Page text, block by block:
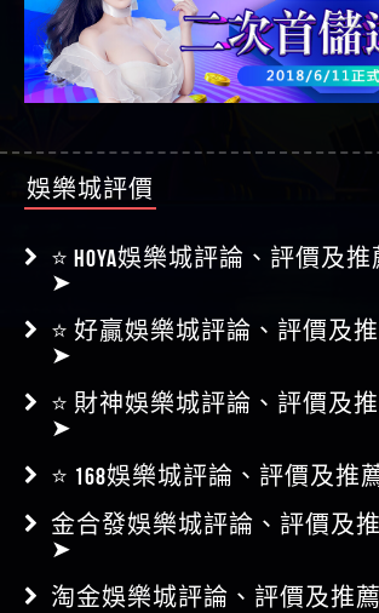
娛樂城評價
⭐ HOYA娛樂城評論、評價及
➤
⭐ 好贏娛樂城評論、評價及
➤
⭐ 財神娛樂城評論、評價及
➤
⭐ 168娛樂城評論、評價及推
金合發娛樂城評論、評價及
➤
淘金娛樂城評論、評價及推